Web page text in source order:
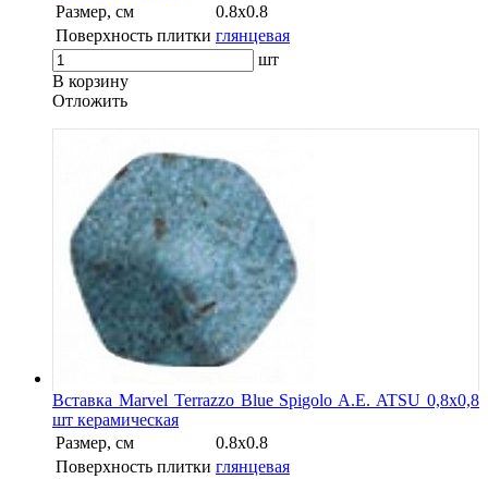
Размер, см
0.8x0.8
Поверхность плитки глянцевая
шт
В корзину
Oтложить
Вставка Marvel Terrazzo Blue Spigolo A.E. ATSU 0,8x0,8
шт керамическая
Размер, см
0.8x0.8
Поверхность плитки глянцевая